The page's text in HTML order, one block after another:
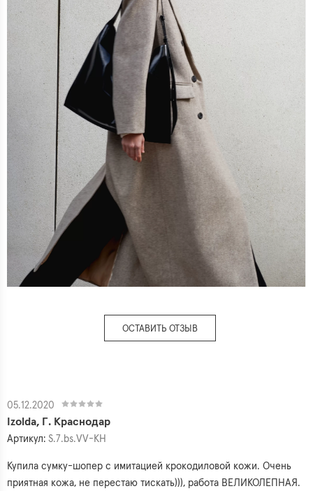
ОСТАВИТЬ ОТЗЫВ
05.12.2020
Izolda, Г. Краснодар
Артикул: S.7.bs.VV-KH
Купила сумку-шопер с имитацией крокодиловой кожи. Очень
приятная кожа, не перестаю тискать))), работа ВЕЛИКОЛЕПНАЯ.